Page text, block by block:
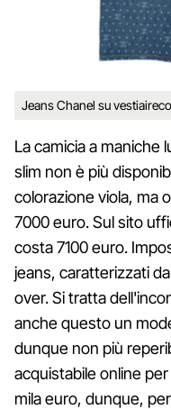
Jeans Chanel su
La camicia a maniche
slim non è più
colorazione viola, ma
7000 euro. Sul sito
costa 7100 euro.
jeans, caratterizzati
over. Si tratta
anche questo un
dunque non più
acquistabile online
mila euro, dunque,